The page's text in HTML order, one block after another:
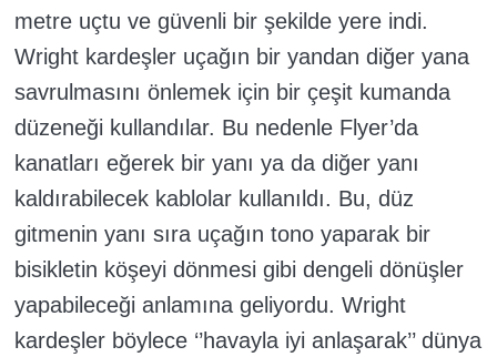
metre uçtu ve güvenli bir şekilde yere indi.
Wright kardeşler uçağın bir yandan diğer yana
savrulmasını önlemek için bir çeşit kumanda
düzeneği kullandılar. Bu nedenle Flyer’da
kanatları eğerek bir yanı ya da diğer yanı
kaldırabilecek kablolar kullanıldı. Bu, düz
gitmenin yanı sıra uçağın tono yaparak bir
bisikletin köşeyi dönmesi gibi dengeli dönüşler
yapabileceği anlamına geliyordu. Wright
kardeşler böylece ‘’havayla iyi anlaşarak’’ dünya